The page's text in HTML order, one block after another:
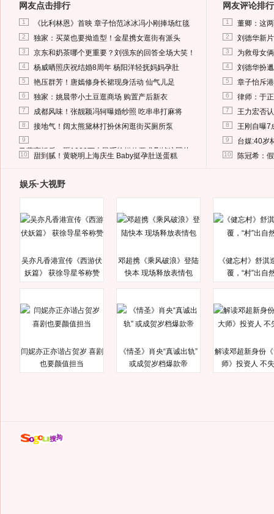
网友点击排行
1 《比利林恩》首映 章子怡范冰冰冯小刚捧场红毯
2 独家：买菜也要拗造型！金星携女逛街有派头
3 京东和奶茶哪个更重要？刘强东的回答全场大笑！
4 杨威晒照庆祝结婚8周年 杨阳洋轻抚妈妈孕肚
5 艳压群芳！唐嫣修身长裙现身活动 仙气儿足
6 独家：姚晨带小土豆逛商场 购置产后新衣
7 成都风味！张靓颖冯轲曝婚纱照 吃串串打麻将
8 接地气！阔太熊黛林打扮休闲逛街买厕所泵
9
马蓉离婚后，砸1000万人民币给媒体要求删掉这照片
10 甜到腻！黄晓明上海庆生 Baby挺孕肚送蛋糕
网友评论排行
1 董卿：这
2 刘德华新
3 为救母女
4 刘德华扮
5 章子怡斥
6 律师：于
7 王力宏否
8 王刚自曝7
9 台媒:40岁
10 陈冠希：
娱乐·大视野
吴亦凡香港宣传《西游伏
妖篇》 获徐导星爷称赞
邓超携《乘风破浪》登陆
快本 现场释放表情包
《健忘村》舒淇
覆，“村”出自
闫妮亦正亦谐占贺岁 喜剧
也要颜值担当
《情圣》肖央“真诚出轨”
或成贺岁档爆款帝
解读邓超新身份
师》投资人 不